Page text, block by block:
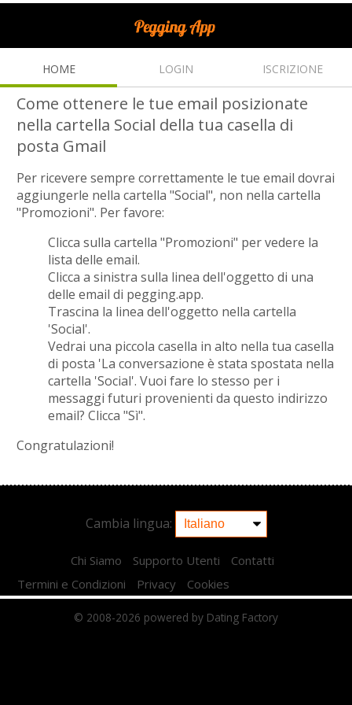
HOME LOGIN ISCRIZIONE
Come ottenere le tue email posizionate
nella cartella Social della tua casella di
posta Gmail
Per ricevere sempre correttamente le tue email dovrai
aggiungerle nella cartella "Social", non nella cartella
"Promozioni". Per favore:
Clicca sulla cartella "Promozioni" per vedere la
lista delle email.
Clicca a sinistra sulla linea dell'oggetto di una
delle email di pegging.app.
Trascina la linea dell'oggetto nella cartella
'Social'.
Vedrai una piccola casella in alto nella tua casella
di posta 'La conversazione è stata spostata nella
cartella 'Social'. Vuoi fare lo stesso per i
messaggi futuri provenienti da questo indirizzo
email? Clicca "Sì".
Congratulazioni!
Cambia lingua:
Chi Siamo Supporto Utenti
Contatti
Termini e Condizioni
Privacy Cookies
© 2008-2026 powered by Dating Factory